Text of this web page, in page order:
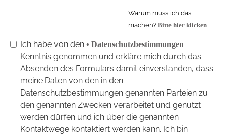
Warum muss ich das
machen? Bitte hier klicken
Ich habe von den • Datenschutzbestimmungen
Kenntnis genommen und erkläre mich durch das
Absenden des Formulars damit einverstanden, dass
meine Daten von den in den
Datenschutzbestimmungen genannten Parteien zu
den genannten Zwecken verarbeitet und genutzt
werden dürfen und ich über die genannten
Kontaktwege kontaktiert werden kann. Ich bin